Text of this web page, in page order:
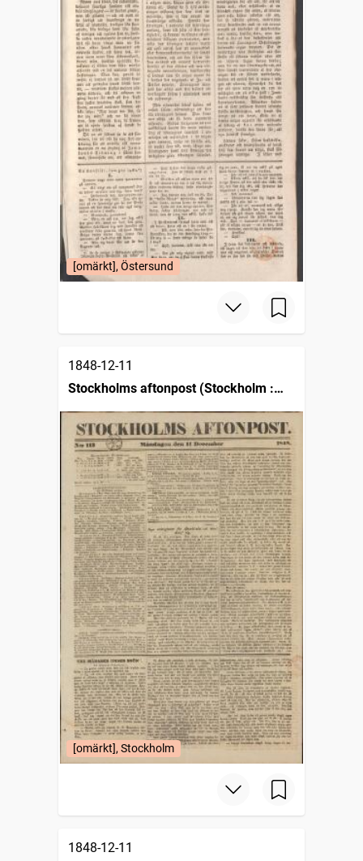
[omärkt], Östersund
1848-12-11
Stockholms aftonpost (Stockholm :
[omärkt], Stockholm
1848-12-11